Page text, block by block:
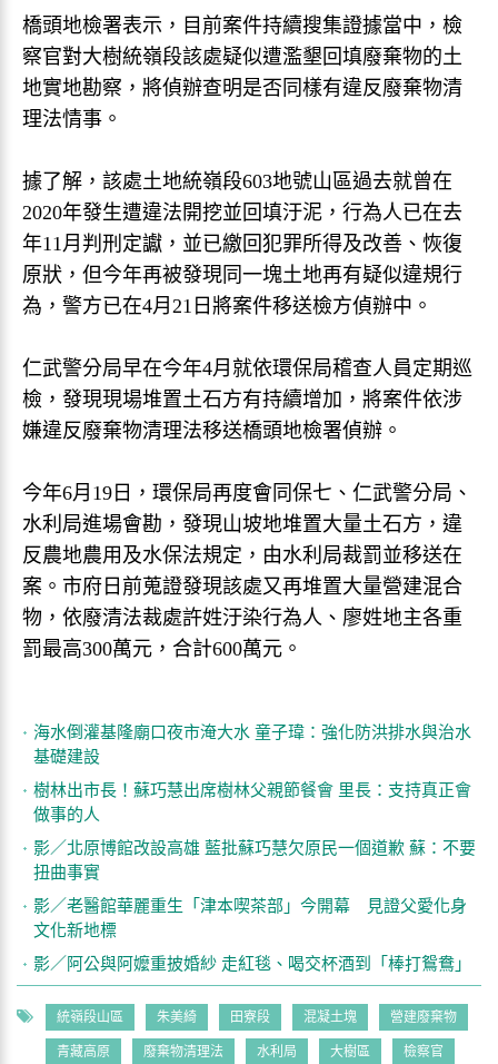
橋頭地檢署表示，目前案件持續搜集證據當中，檢
察官對大樹統嶺段該處疑似遭濫墾回填廢棄物的土
地實地勘察，將偵辦查明是否同樣有違反廢棄物清
理法情事。
據了解，該處土地統嶺段603地號山區過去就曾在
2020年發生遭違法開挖並回填汙泥，行為人已在去
年11月判刑定讞，並已繳回犯罪所得及改善、恢復
原狀，但今年再被發現同一塊土地再有疑似違規行
為，警方已在4月21日將案件移送檢方偵辦中。
仁武警分局早在今年4月就依環保局稽查人員定期巡
檢，發現現場堆置土石方有持續增加，將案件依涉
嫌違反廢棄物清理法移送橋頭地檢署偵辦。
今年6月19日，環保局再度會同保七、仁武警分局、
水利局進場會勘，發現山坡地堆置大量土石方，違
反農地農用及水保法規定，由水利局裁罰並移送在
案。市府日前蒐證發現該處又再堆置大量營建混合
物，依廢清法裁處許姓汙染行為人、廖姓地主各重
罰最高300萬元，合計600萬元。
海水倒灌基隆廟口夜市淹大水 童子瑋：強化防洪排水與治水
基礎建設
樹林出市長！蘇巧慧出席樹林父親節餐會 里長：支持真正會
做事的人
影／北原博館改設高雄 藍批蘇巧慧欠原民一個道歉 蘇：不要
扭曲事實
影／老醫館華麗重生「津本喫茶部」今開幕 見證父愛化身
文化新地標
影／阿公與阿嬤重披婚紗 走紅毯、喝交杯酒到「棒打鴛鴦」
統嶺段山區 朱美綺 田寮段 混凝土塊 營建廢棄物
青藏高原 廢棄物清理法 水利局 大樹區 檢察官